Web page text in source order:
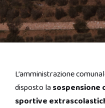
L’amministrazione
disposto la
sportive